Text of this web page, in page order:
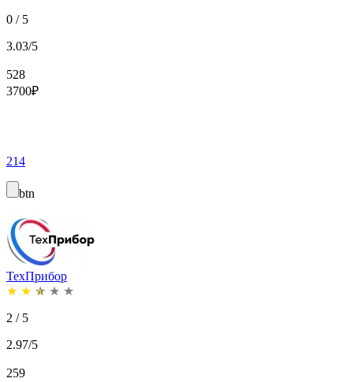
0 / 5
3.03/5
528
3700₽
214
btn
ТехПрибор
★ ★ ★ ★ ★
2 / 5
2.97/5
259